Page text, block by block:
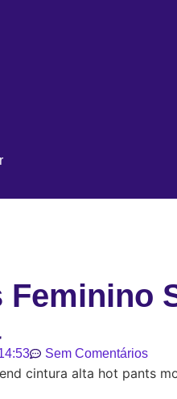
Feminino
Sem Comentários